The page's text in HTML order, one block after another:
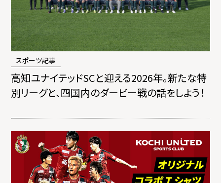
スポーツ記事
高知ユナイテッドSCと迎える2026年。新たな特
別リーグと、四国内のダービー戦の話をしよう！